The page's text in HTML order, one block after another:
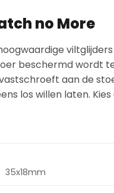
no More
beschermd wordt
aan de
los willen laten.
35x18mm